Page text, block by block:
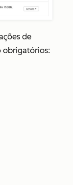
de
obrigatórios: